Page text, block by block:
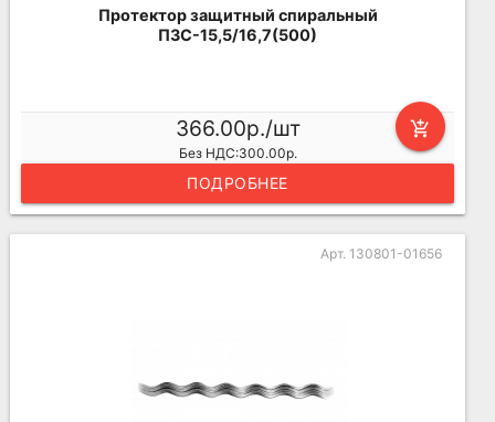
Протектор защитный спиральный
ПЗС-15,5/16,7(500)
add_shopping_cart
366.00р./шт
Без НДС:300.00р.
ПОДРОБНЕЕ
Арт. 130801-01656